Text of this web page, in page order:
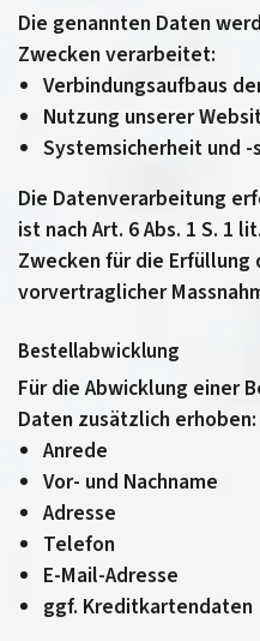
Die genannten Daten
Zwecken verarbeitet:
Verbindungsaufbaus
Nutzung unserer
Systemsicherheit und
Die Datenverarbeitung
ist nach Art. 6 Abs. 1 S. 1
Zwecken für die Erfüllung
vorvertraglicher
Bestellabwicklung
Für die Abwicklung einer
Daten zusätzlich erhoben:
Anrede
Vor- und Nachname
Adresse
Telefon
E-Mail-Adresse
ggf. Kreditkartendaten